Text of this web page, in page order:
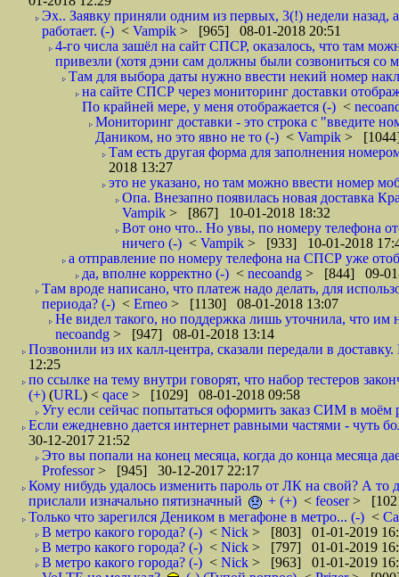
Эх.. Заявку приняли одним из первых, 3(!) недели назад,
работает. (-) < Vampik > [965] 08-01-2018 20:51
4-го числа зашёл на сайт СПСР, оказалось, что там
привезли (хотя дэни сам должны были созвониться со
Там для выбора даты нужно ввести некий номер
на сайте СПСР через мониторинг доставки
По крайней мере, у меня отображается (-) <
Мониторинг доставки - это строка с "введите
Даником, но это явно не то (-) < Vampik >
Там есть другая форма для заполнения
2018 13:27
это не указано, но там можно ввести номер
Опа. Внезапно появилась новая доставка
Vampik > [867] 10-01-2018 18:32
Вот оно что.. Но увы, по номеру телефона
ничего (-) < Vampik > [933] 10-01-2018
а отправление по номеру телефона на СПСР уже
да, вполне корректно (-) < necoandg > [844] 09-01-
Там вроде написано, что платеж надо делать, для
периода? (-) < Erneo > [1130] 08-01-2018 13:07
Не видел такого, но поддержка лишь уточнила, что
necoandg > [947] 08-01-2018 13:14
Позвонили из их калл-центра, сказали передали в
12:25
по ссылке на тему внутри говорят, что набор тестеров
(+) (URL) < qace > [1029] 08-01-2018 09:58
Угу если сейчас попытаться оформить заказ СИМ в моём
Если ежедневно дается интернет равными частями - чуть
30-12-2017 21:52
Это вы попали на конец месяца, когда до конца месяца
Professor> [945] 30-12-2017 22:17
Кому нибудь удалось изменить пароль от ЛК на свой? А то
прислали изначально пятизначный
+ (+) < feoser>
Только что зарегился Деником в мегафоне в метро... (-) <
В метро какого города? (-) < Nick > [803] 01-01-2019
В метро какого города? (-) < Nick > [797] 01-01-2019
В метро какого города? (-) < Nick > [963] 01-01-2019